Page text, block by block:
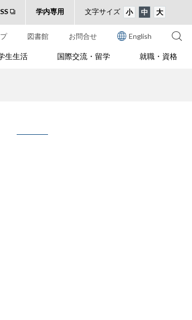
学内専用 文字サイズ 小 中 大
図書館 お問合せ English
生生活 国際交流・留学 就職・資格